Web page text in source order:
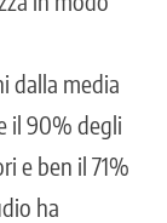
dalla media
il 90% degli
e ben il 71%
ha